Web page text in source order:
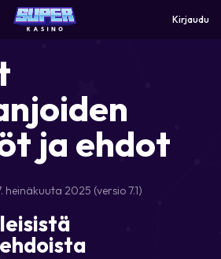
Kirjaudu
ja ehdot
heinäkuuta 2025 (versio 7.1)